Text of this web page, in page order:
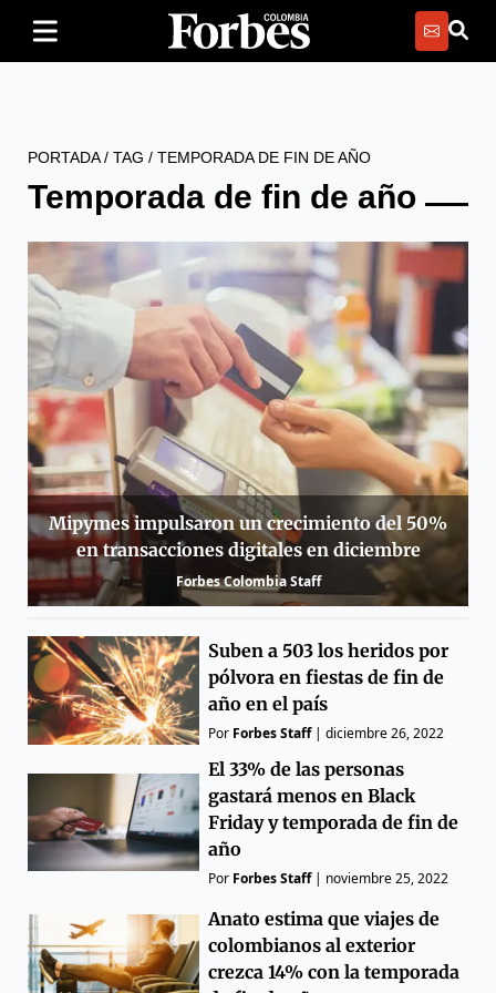
PORTADA/ TAG / TEMPORADA DE FIN DE AÑO
Temporada de fin de año
Mipymes impulsaron un crecimiento del 50%
en transacciones digitales en diciembre
Forbes Colombia Staff
Suben a 503 los heridos por
pólvora en fiestas de fin de
año en el país
Por Forbes Staff|diciembre 26, 2022
El 33% de las personas
gastará menos en Black
Friday y temporada de fin de
año
Por Forbes Staff| noviembre 25, 2022
Anato estima que viajes de
colombianos al exterior
crezca 14% con la temporada